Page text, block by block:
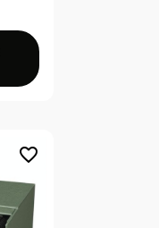
favorite_border